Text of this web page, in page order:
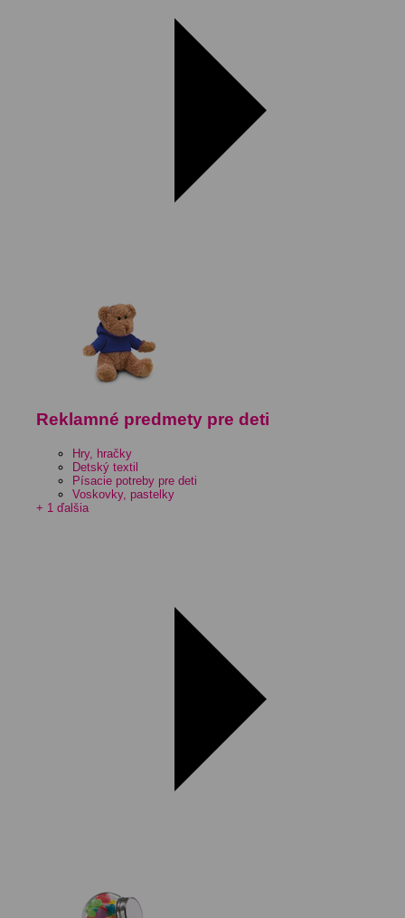
Reklamné predmety pre deti
Hry, hračky
Detský textil
Písacie potreby pre deti
Voskovky, pastelky
+ 1 ďalšia